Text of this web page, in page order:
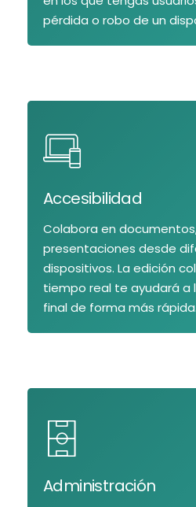
pérdida o robo de un
Accesibilidad
Colabora en
presentaciones desde
dispositivos. La edición
tiempo real te ayudará a
final de forma más rápida.
Administración